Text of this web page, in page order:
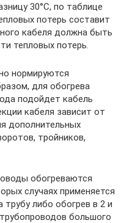
30°С, по таблице
потерь составит
кабеля должна быть
тепловых потерь.
нормируются
для обогрева
подойдет кабель
кабеля зависит от
дополнительных
тройников,
обогреваются
случаях применяется
трубу либо обогрев в 2 и
большого